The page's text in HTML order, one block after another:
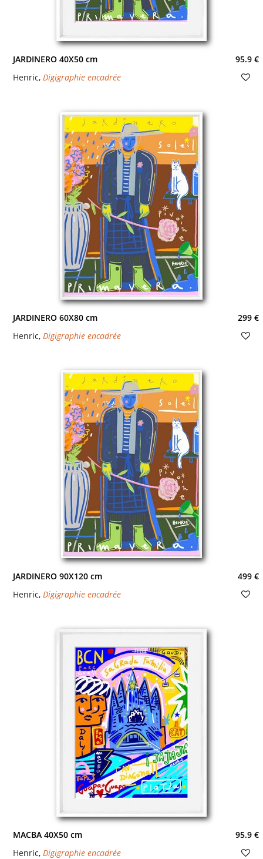
JARDINERO 40X50 cm
95.9 €
Henric, Digigraphie encadrée
JARDINERO 60X80 cm
299 €
Henric, Digigraphie encadrée
JARDINERO 90X120 cm
499 €
Henric, Digigraphie encadrée
MACBA 40X50 cm
95.9 €
Henric, Digigraphie encadrée